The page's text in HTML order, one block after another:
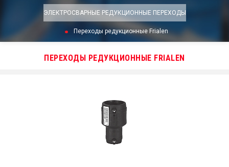
ЭЛЕКТРОСВАРНЫЕ РЕДУКЦИОННЫЕ ПЕРЕХОДЫ
Переходы редукционные Frialen
ПЕРЕХОДЫ РЕДУКЦИОННЫЕ FRIALEN